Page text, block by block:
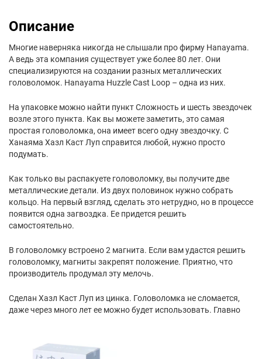
Описание
Многие наверняка никогда не слышали про фирму Hanayama.
А ведь эта компания существует уже более 80 лет. Они
специализируются на создании разных металлических
головоломок. Hanayama Huzzle Cast Loop – одна из них.
На упаковке можно найти пункт Сложность и шесть звездочек
возле этого пункта. Как вы можете заметить, это самая
простая головоломка, она имеет всего одну звездочку. С
Ханаяма Хазл Каст Луп справится любой, нужно просто
подумать.
Как только вы распакуете головоломку, вы получите две
металлические детали. Из двух половинок нужно собрать
кольцо. На первый взгляд, сделать это нетрудно, но в процессе
появится одна загвоздка. Ее придется решить
самостоятельно.
В головоломку встроено 2 магнита. Если вам удастся решить
головоломку, магниты закрепят положение. Приятно, что
производитель продумал эту мелочь.
Сделан Хазл Каст Луп из цинка. Головоломка не сломается,
даже через много лет ее можно будет использовать. Главно